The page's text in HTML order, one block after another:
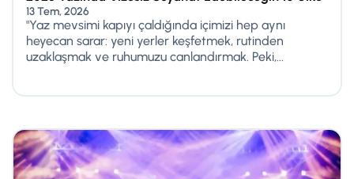
13 Tem, 2026
"Yaz mevsimi kapıyı çaldığında içimizi hep aynı
heyecan sarar: yeni yerler keşfetmek, rutinden
uzaklaşmak ve ruhumuzu canlandırmak. Peki,...